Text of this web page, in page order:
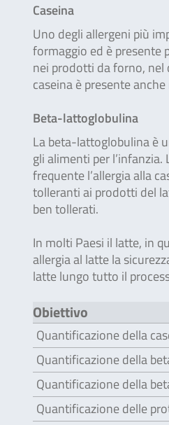
Caseina
Uno degli allergeni più
formaggio ed è presente
nei prodotti da forno, nel
caseina è presente
Beta-lattoglobulina
La beta-lattoglobulina è
gli alimenti per
frequente l’allergia alla
tolleranti ai prodotti del
ben tollerati.
In molti Paesi il latte, in
allergia al latte la
latte lungo tutto il
Obiettivo
Quantificazione della
Quantificazione della
Quantificazione della
Quantificazione delle